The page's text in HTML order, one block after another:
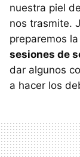
nuestra piel
nos trasmite.
preparemos
sesiones de
dar algunos
a hacer los